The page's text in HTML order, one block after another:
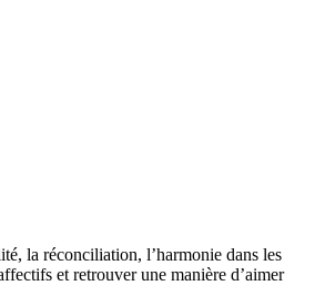
la réconciliation, l’harmonie dans les
et retrouver une manière d’aimer